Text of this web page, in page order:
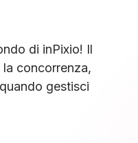
di inPixio! Il
concorrenza,
gestisci